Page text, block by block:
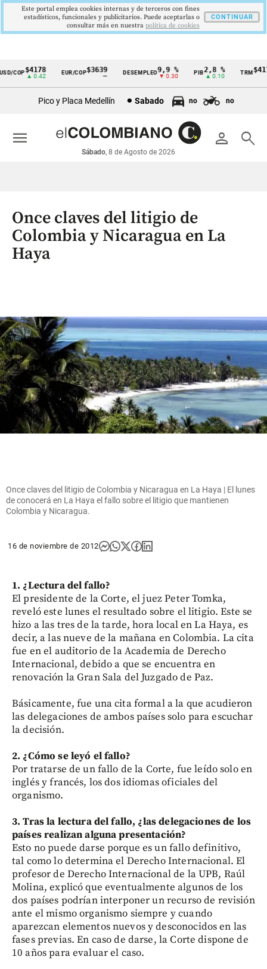
Cintillo
económicos
Colombia
COP$4178
▲ 0.42
EUR/COP$3639 DESEMPLEO9,9 %
▼ 0.30
2,8 %
▲ 0.10
TRM
Pico y Placa Medellín Sabado no no
person search
Sábado, 8 de Agosto de 2026
menu
Once claves del litigio de
Colombia y Nicaragua en La
Haya
Once claves del litigio de Colombia y Nicaragua en La Haya | El lunes
de conocerá en La Haya el fallo sobre el litigio que mantienen
Colombia y Nicaragua.
16 de noviembre de 2012
1. ¿Lectura del fallo?
El presidente de la Corte, el juez Peter Tomka,
reveló este lunes el resultado sobre el litigio. Este se
hizo a las tres de la tarde, hora local en La Haya, es
decir, a las nueve de la mañana en Colombia. La cita
fue en el auditorio de la Academia de Derecho
Internacional, debido a que se encuentra en
renovación la Gran Sala del Juzgado de Paz.
Básicamente, fue una cita formal a la que acudieron
las delegaciones de ambos países solo para escuchar
la decisión.
2. ¿Cómo se leyó el fallo?
Por tratarse de un fallo de la Corte, fue leído solo en
inglés y francés, los dos idiomas oficiales del
organismo.
3. Tras la lectura del fallo, ¿las delegaciones de los
países realizan alguna presentación?
Esto no puede darse porque es un fallo definitivo,
tal como lo determina el Derecho Internacional. El
profesor de Derecho Internacional de la UPB, Raúl
Molina, explicó que eventualmente algunos de los
dos países podrían interponer un recurso de revisión
ante el mismo organismo siempre y cuando
aparezcan elementos nuevos y desconocidos en las
fases previas. En caso de darse, la Corte dispone de
10 años para evaluar el caso.
Este portal emplea cookies internas y de terceros con fines
estadísticos, funcionales y publicitarios. Puede aceptarlas o
consultar más en nuestra politica de cookies
CONTINUAR